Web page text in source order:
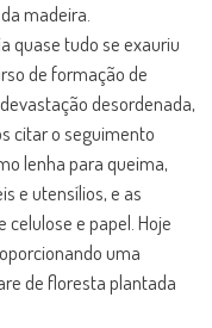
madeira.
quase tudo se exauriu
de formação de
desordenada,
citar o seguimento
lenha para queima,
e utensílios, e as
e papel. Hoje
uma
de floresta plantada